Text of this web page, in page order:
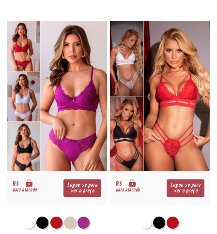
R$
para atacado
Logue-se para
ver o preço
R$
para atacado
Logue-se para
ver o preço